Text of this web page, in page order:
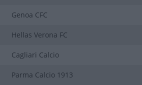
Genoa CFC
Hellas Verona FC
Cagliari Calcio
Parma Calcio 1913